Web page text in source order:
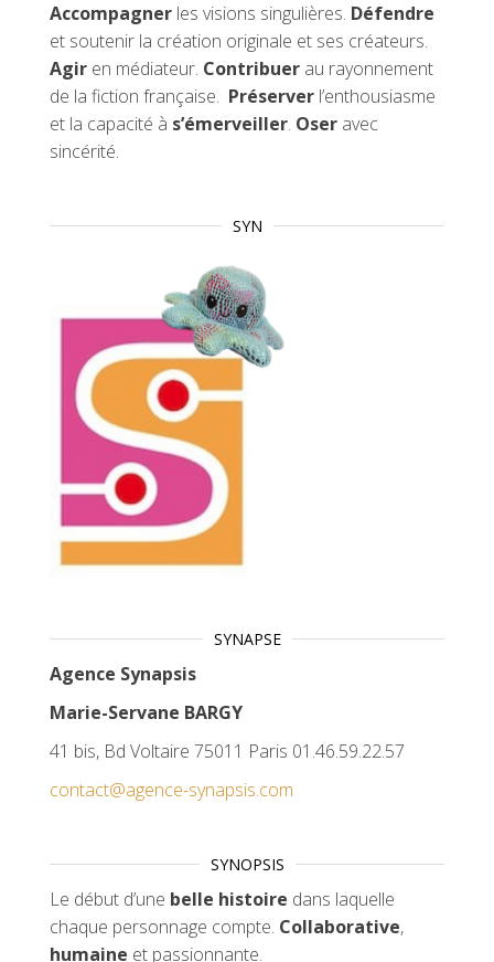
Accompagner les visions singulières. Défendre
et soutenir la création originale et ses créateurs.
Agir en médiateur. Contribuer au rayonnement
de la fiction française. Préserver l’enthousiasme
et la capacité à s’émerveiller. Oser avec
sincérité.
SYN
SYNAPSE
Agence Synapsis
Marie-Servane BARGY
41 bis, Bd Voltaire 75011 Paris 01.46.59.22.57
contact@agence-synapsis.com
SYNOPSIS
Le début d’une belle histoire dans laquelle
chaque personnage compte. Collaborative,
humaine et passionnante.